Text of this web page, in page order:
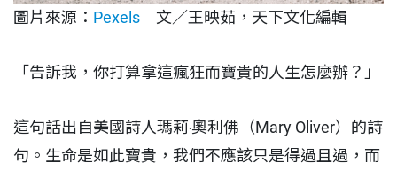
圖片來源： Pexels 文／王映茹，天下文化編輯
「告訴我，你打算拿這瘋狂而寶貴的人生怎麼辦？」
這句話出自美國詩人瑪莉‧奧利佛（Mary Oliver）的詩
句。生命是如此寶貴，我們不應該只是得過且過，而